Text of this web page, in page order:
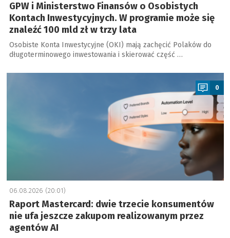
GPW i Ministerstwo Finansów o Osobistych
Kontach Inwestycyjnych. W programie może się
znaleźć 100 mld zł w trzy lata
Osobiste Konta Inwestycyjne (OKI) mają zachęcić Polaków do
długoterminowego inwestowania i skierować część …
a
0
06.08.2026 (20:01)
Raport Mastercard: dwie trzecie konsumentów
nie ufa jeszcze zakupom realizowanym przez
agentów AI